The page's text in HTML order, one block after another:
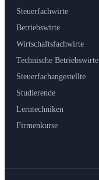
Steuerfachwirte
Betriebswirte
Wirtschaftsfachwirte
Technische Betriebswirte
Steuerfachangestellte
Studierende
Lerntechniken
Firmenkurse